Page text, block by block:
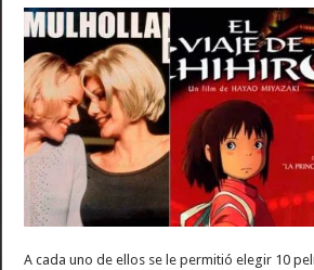
A cada uno de ellos se le permitió elegir 10